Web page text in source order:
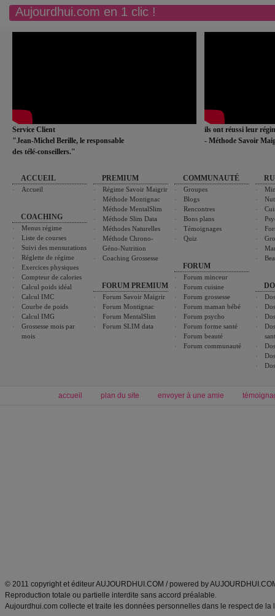
Aujourdhui.com en 1 clic !
Service Client
"Jean-Michel Berille, le responsable
des télé-conseillers."
ils ont réussi leur
- Méthode Savoir
ACCUEIL
Accueil
COACHING
Menus régime
Liste de courses
Suivi des mensurations
Réglette de régime
Exercices physiques
Compteur de calories
Calcul poids idéal
Calcul IMC
Courbe de poids
Calcul IMG
Grossesse mois par
mois
PREMIUM
Régime Savoir Maigrir
Méthode Montignac
Méthode MentalSlim
Méthode Slim Data
Méthodes Naturelles
Méthode Chrono-
Géno-Nutrition
Coaching Grossesse
FORUM PREMIUM
Forum Savoir Maigrir
Forum Montignac
Forum MentalSlim
Forum SLIM data
COMMUNAUTÉ
Groupes
Blogs
Rencontres
Bons plans
Témoignages
Quiz
FORUM
Forum minceur
Forum cuisine
Forum grossesse
Forum maman bébé
Forum psycho
Forum forme santé
Forum beauté
Forum communauté
accueil plan du site envoyer à une amie
© 2011 copyright et éditeur AUJOURDHUI.COM / powered by
Reproduction totale ou partielle interdite sans accord préalable.
Aujourdhui.com collecte et traite les données personnelles dans le respect de